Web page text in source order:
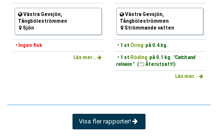
Västra Gevsjön,
Tångböleströmmen
Sjön
• Ingen fisk
Läs mer...
Västra Gevsjön,
Tångböleströmmen
Strömmande vatten
• 1 st Öring på 0.4 kg.
• 1 st Röding på 0.1 kg. "Catch and
release " ( Återutsatt!)
Läs mer...
Visa fler rapporter!